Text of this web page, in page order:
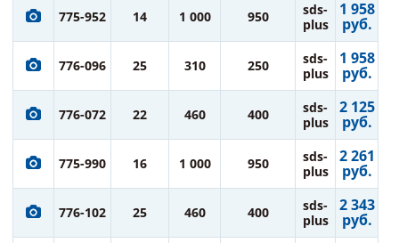
775-952 14 1 000 950
sds-
plus
1 958
руб.
776-096 25 310 250
sds-
plus
1 958
руб.
776-072 22 460 400
sds-
plus
2 125
руб.
775-990 16 1 000 950
sds-
plus
2 261
руб.
776-102 25 460 400
sds-
plus
2 343
руб.